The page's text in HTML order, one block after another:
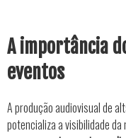
A importância
eventos
A produção audiovisual de
potencializa a visibilidade